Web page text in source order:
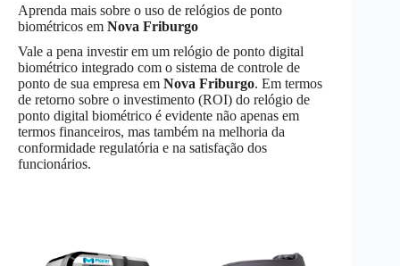
Aprenda mais sobre o uso de relógios de ponto
biométricos em Nova Friburgo
Vale a pena investir em um relógio de ponto digital
biométrico integrado com o sistema de controle de
ponto de sua empresa em Nova Friburgo. Em termos
de retorno sobre o investimento (ROI) do relógio de
ponto digital biométrico é evidente não apenas em
termos financeiros, mas também na melhoria da
conformidade regulatória e na satisfação dos
funcionários.